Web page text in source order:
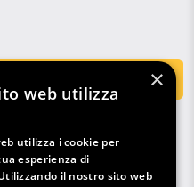
×
web utilizza
utilizza i cookie per
esperienza di
il nostro sito web